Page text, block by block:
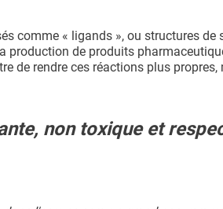
comme « ligands », ou structures de
de produits
de rendre ces réactions plus
non toxique et